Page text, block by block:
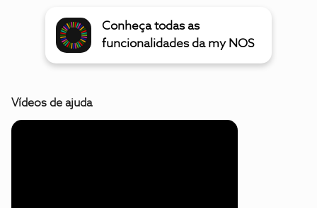
Conheça todas as
funcionalidades da my NOS
Vídeos de ajuda